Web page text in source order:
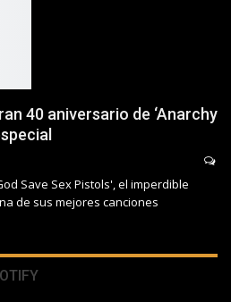
40 aniversario de ‘Anarchy
Save Sex Pistols', el imperdible
de sus mejores canciones